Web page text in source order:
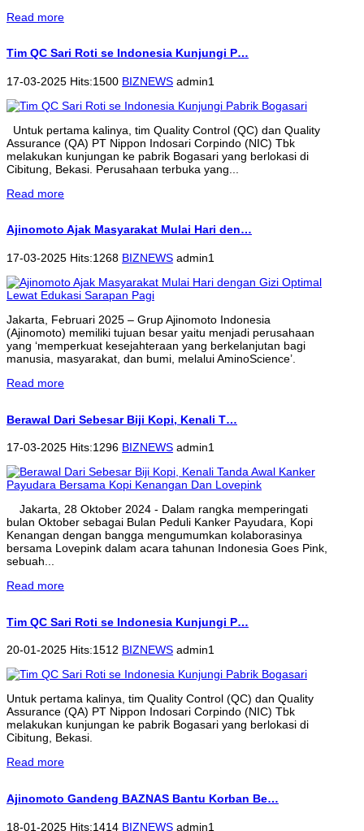
Read more
Tim QC Sari Roti se Indonesia Kunjungi P…
17-03-2025 Hits:1500 BIZNEWS admin1
Untuk pertama kalinya, tim Quality Control (QC) dan Quality
Assurance (QA) PT Nippon Indosari Corpindo (NIC) Tbk
melakukan kunjungan ke pabrik Bogasari yang berlokasi di
Cibitung, Bekasi. Perusahaan terbuka yang...
Read more
Ajinomoto Ajak Masyarakat Mulai Hari den…
17-03-2025 Hits:1268 BIZNEWS admin1
Jakarta, Februari 2025 – Grup Ajinomoto Indonesia
(Ajinomoto) memiliki tujuan besar yaitu menjadi perusahaan
yang ‘memperkuat kesejahteraan yang berkelanjutan bagi
manusia, masyarakat, dan bumi, melalui AminoScience’.
Read more
Berawal Dari Sebesar Biji Kopi, Kenali T…
17-03-2025 Hits:1296 BIZNEWS admin1
Jakarta, 28 Oktober 2024 - Dalam rangka memperingati
bulan Oktober sebagai Bulan Peduli Kanker Payudara, Kopi
Kenangan dengan bangga mengumumkan kolaborasinya
bersama Lovepink dalam acara tahunan Indonesia Goes Pink,
sebuah...
Read more
Tim QC Sari Roti se Indonesia Kunjungi P…
20-01-2025 Hits:1512 BIZNEWS admin1
Untuk pertama kalinya, tim Quality Control (QC) dan Quality
Assurance (QA) PT Nippon Indosari Corpindo (NIC) Tbk
melakukan kunjungan ke pabrik Bogasari yang berlokasi di
Cibitung, Bekasi.
Read more
Ajinomoto Gandeng BAZNAS Bantu Korban Be…
18-01-2025 Hits:1414 BIZNEWS admin1